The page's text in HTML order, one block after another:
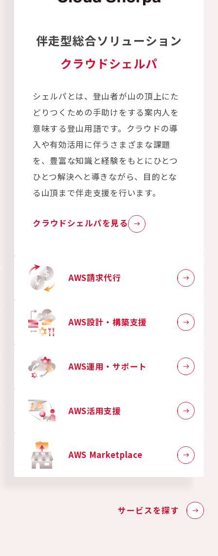
伴走型総合ソリューション
クラウドシェルパ
シェルパとは、登山者が山の頂上にた
どりつくための手助けをする案内人を
意味する登山用語です。クラウドの導
入や有効活用に伴うさまざまな課題
を、豊富な知識と経験をもとにひとつ
ひとつ解決へと導きながら、目的とな
る山頂まで伴走支援を行います。
クラウドシェルパを見る
AWS請求代行
AWS設計・構築支援
AWS運用・サポート
AWS活用支援
AWS Marketplace
サービスを探す